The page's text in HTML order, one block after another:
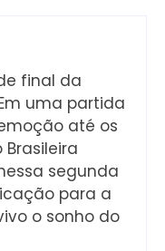
final da
uma partida
até os
segunda
para a
o sonho do